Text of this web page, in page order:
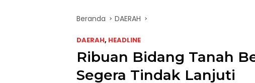
Beranda DAERAH
DAERAH, HEADLINE
Ribuan Bidang Tanah
Segera Tindak Lanjuti